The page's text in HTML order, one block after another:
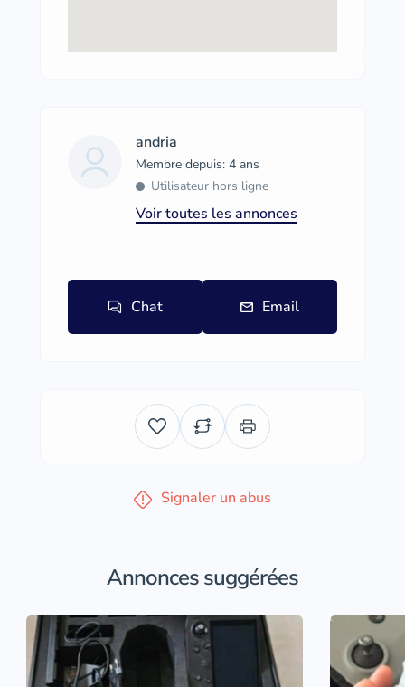
andria
Membre depuis: 4 ans
Utilisateur hors ligne
Voir toutes les annonces
Chat Email
Signaler un abus
Annonces suggérées